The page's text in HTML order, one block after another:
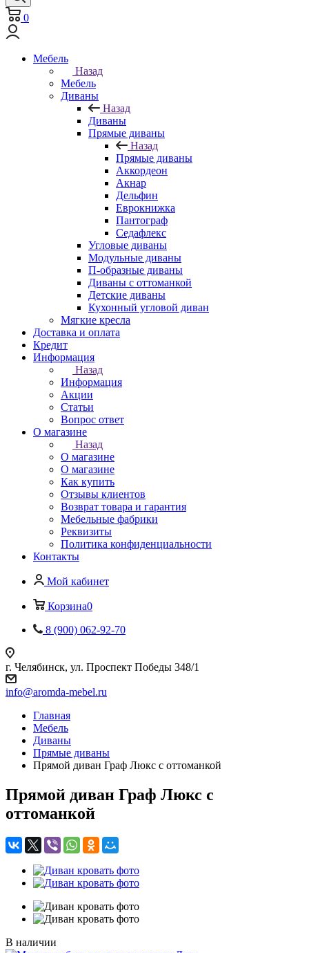
0
Мебель
Назад
Мебель
Диваны
Назад
Диваны
Прямые диваны
Назад
Прямые диваны
Аккордеон
Акнар
Дельфин
Еврокнижка
Пантограф
Седафлекс
Угловые диваны
Модульные диваны
П-образные диваны
Диваны с оттоманкой
Детские диваны
Кухонный угловой диван
Мягкие кресла
Доставка и оплата
Кредит
Информация
Назад
Информация
Акции
Статьи
Вопрос ответ
О магазине
Назад
О магазине
О магазине
Как купить
Отзывы клиентов
Возврат товара и гарантия
Мебельные фабрики
Реквизиты
Политика конфиденциальности
Контакты
Мой кабинет
Корзина0
8 (900) 062-92-70
г. Челябинск, ул. Проспект Победы 348/1
info@aromda-mebel.ru
Главная
Мебель
Диваны
Прямые диваны
Прямой диван Граф Люкс с оттоманкой
Прямой диван Граф Люкс с
оттоманкой
В наличии